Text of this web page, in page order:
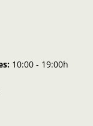
10:00 - 19:00h